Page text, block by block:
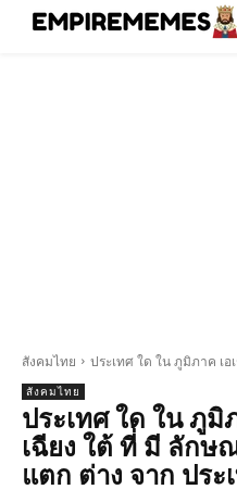
สังคมไทย ประเทศ ใด ใน ภูมิภาค เ
สังคมไทย
ประเทศ ใด ใน ภูมิ
เฉียง ใต้ ที่ มี ลักษ
แตก ต่าง จาก ประ